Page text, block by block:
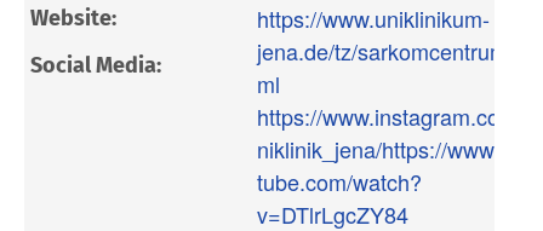
Website:
Social Media:
https://www.uniklinikum-
jena.de/tz/sarkomcentrum.ht
ml
https://www.instagram.com/u
niklinik_jena/https://www.you
tube.com/watch?
v=DTlrLgcZY84